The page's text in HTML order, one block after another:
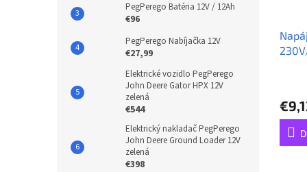
PegPerego Batéria 12V / 12Ah
€96
PegPerego Nabíjačka 12V
€27,99
Elektrické vozidlo PegPerego
John Deere Gator HPX 12V
zelená
€544
Elektrický nakladač PegPerego
John Deere Ground Loader 12V
zelená
€398